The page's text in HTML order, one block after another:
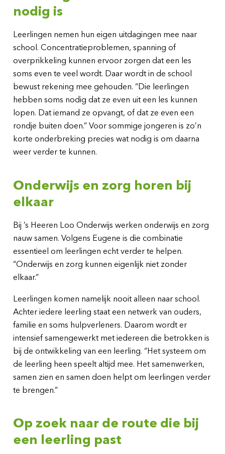
nodig is
Leerlingen nemen hun eigen uitdagingen mee naar
school. Concentratieproblemen, spanning of
overprikkeling kunnen ervoor zorgen dat een les
soms even te veel wordt. Daar wordt in de school
bewust rekening mee gehouden. “Die leerlingen
hebben soms nodig dat ze even uit een les kunnen
lopen. Dat iemand ze opvangt, of dat ze even een
rondje buiten doen.” Voor sommige jongeren is zo’n
korte onderbreking precies wat nodig is om daarna
weer verder te kunnen.
Onderwijs en zorg horen bij
elkaar
Bij ’s Heeren Loo Onderwijs werken onderwijs en zorg
nauw samen. Volgens Eugene is die combinatie
essentieel om leerlingen echt verder te helpen.
“Onderwijs en zorg kunnen eigenlijk niet zonder
elkaar.”
Leerlingen komen namelijk nooit alleen naar school.
Achter iedere leerling staat een netwerk van ouders,
familie en soms hulpverleners. Daarom wordt er
intensief samengewerkt met iedereen die betrokken is
bij de ontwikkeling van een leerling. “Het systeem om
de leerling heen speelt altijd mee. Het samenwerken,
samen zien en samen doen helpt om leerlingen verder
te brengen.”
Op zoek naar de route die bij
een leerling past